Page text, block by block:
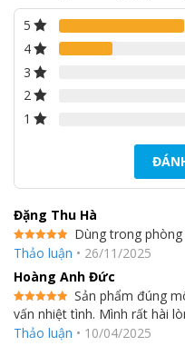
5
4
3
2
1
Đặng Thu Hà
Được xếp
hạng5 5
Dùng trong
Thảo luận • 26/11/2025
Hoàng Anh Đức
Được xếp
hạng 55
sao
Sản phẩm đúng
vấn nhiệt tình. Mình rất hài
Thảo luận • 10/04/2025